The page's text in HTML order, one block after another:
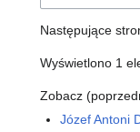
Następujące
Wyświetlono 1
Zobacz (
Józef Antoni